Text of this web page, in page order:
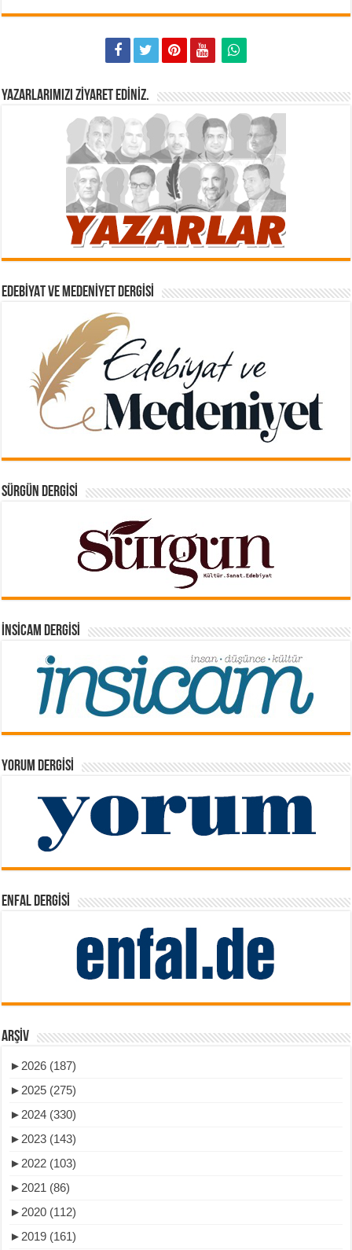
YAZARLARIMIZI ZIYARET EDINIZ.
EDEBIYAT VE MEDENIYET DERGISI
SÜRGÜN DERGISI
İNSICAM DERGISI
YORUM DERGISI
ENFAL DERGISI
ARŞIV
► 2026 (187)
► 2025 (275)
► 2024 (330)
► 2023 (143)
► 2022 (103)
► 2021 (86)
► 2020 (112)
► 2019 (161)